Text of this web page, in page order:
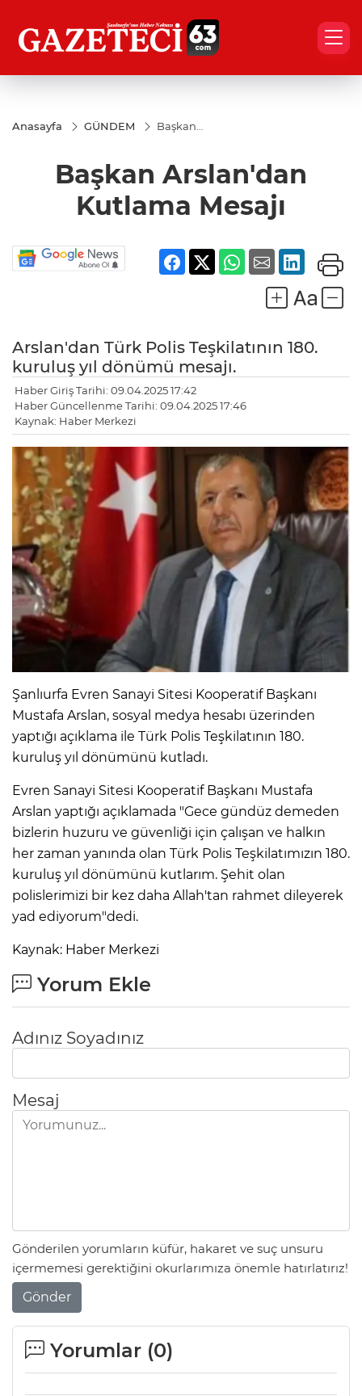
Anasayfa GÜNDEM
Başkan
Mesajı
Başkan Arslan'dan
Kutlama Mesajı
Arslan'dan Türk Polis Teşkilatının 180.
kuruluş yıl dönümü mesajı.
Haber Giriş Tarihi: 09.04.2025 17:42
Haber Güncellenme Tarihi: 09.04.2025 17:46
Kaynak: Haber Merkezi
Şanlıurfa Evren Sanayi Sitesi Kooperatif Başkanı
Mustafa Arslan, sosyal medya hesabı üzerinden
yaptığı açıklama ile Türk Polis Teşkilatının 180.
kuruluş yıl dönümünü kutladı.
Evren Sanayi Sitesi Kooperatif Başkanı Mustafa
Arslan yaptığı açıklamada "Gece gündüz demeden
bizlerin huzuru ve güvenliği için çalışan ve halkın
her zaman yanında olan Türk Polis Teşkilatımızın 180.
kuruluş yıl dönümünü kutlarım. Şehit olan
polislerimizi bir kez daha Allah'tan rahmet dileyerek
yad ediyorum"dedi.
Kaynak: Haber Merkezi
Yorum Ekle
Adınız Soyadınız
Mesaj
Gönderilen yorumların küfür, hakaret ve suç unsuru
içermemesi gerektiğini okurlarımıza önemle hatırlatırız!
Gönder
Yorumlar (0)